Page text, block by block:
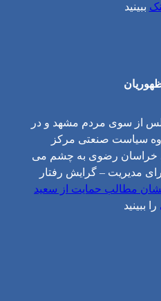
ببینید
از سوی مردم مشهد و در
سیاست صنعتی مرکز
خراسان رضوی به چشم می
مدیریت – گرایش رفتار
مطالب حمایت از سعید
را ببینید